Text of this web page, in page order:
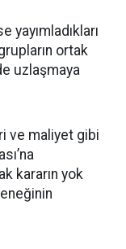
yayımladıkları
ortak
uzlaşmaya
ve maliyet gibi
kararın yok